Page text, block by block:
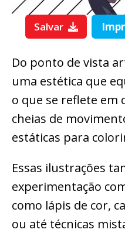
Salvar
Do ponto de vista
uma estética que
o que se reflete em
cheias de
estáticas para
Essas ilustrações
experimentação
como lápis de cor,
ou até técnicas